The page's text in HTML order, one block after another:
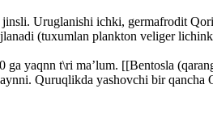
Uruglanishi ichki, germafrodit
(tuxumlan plankton veliger
yaqnn t\ri maʼlum. [[Bentosla
Quruqlikda yashovchi bir